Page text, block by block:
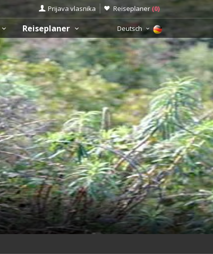
Prijava vlasnika Reiseplaner (0)
Reiseplaner Deutsch